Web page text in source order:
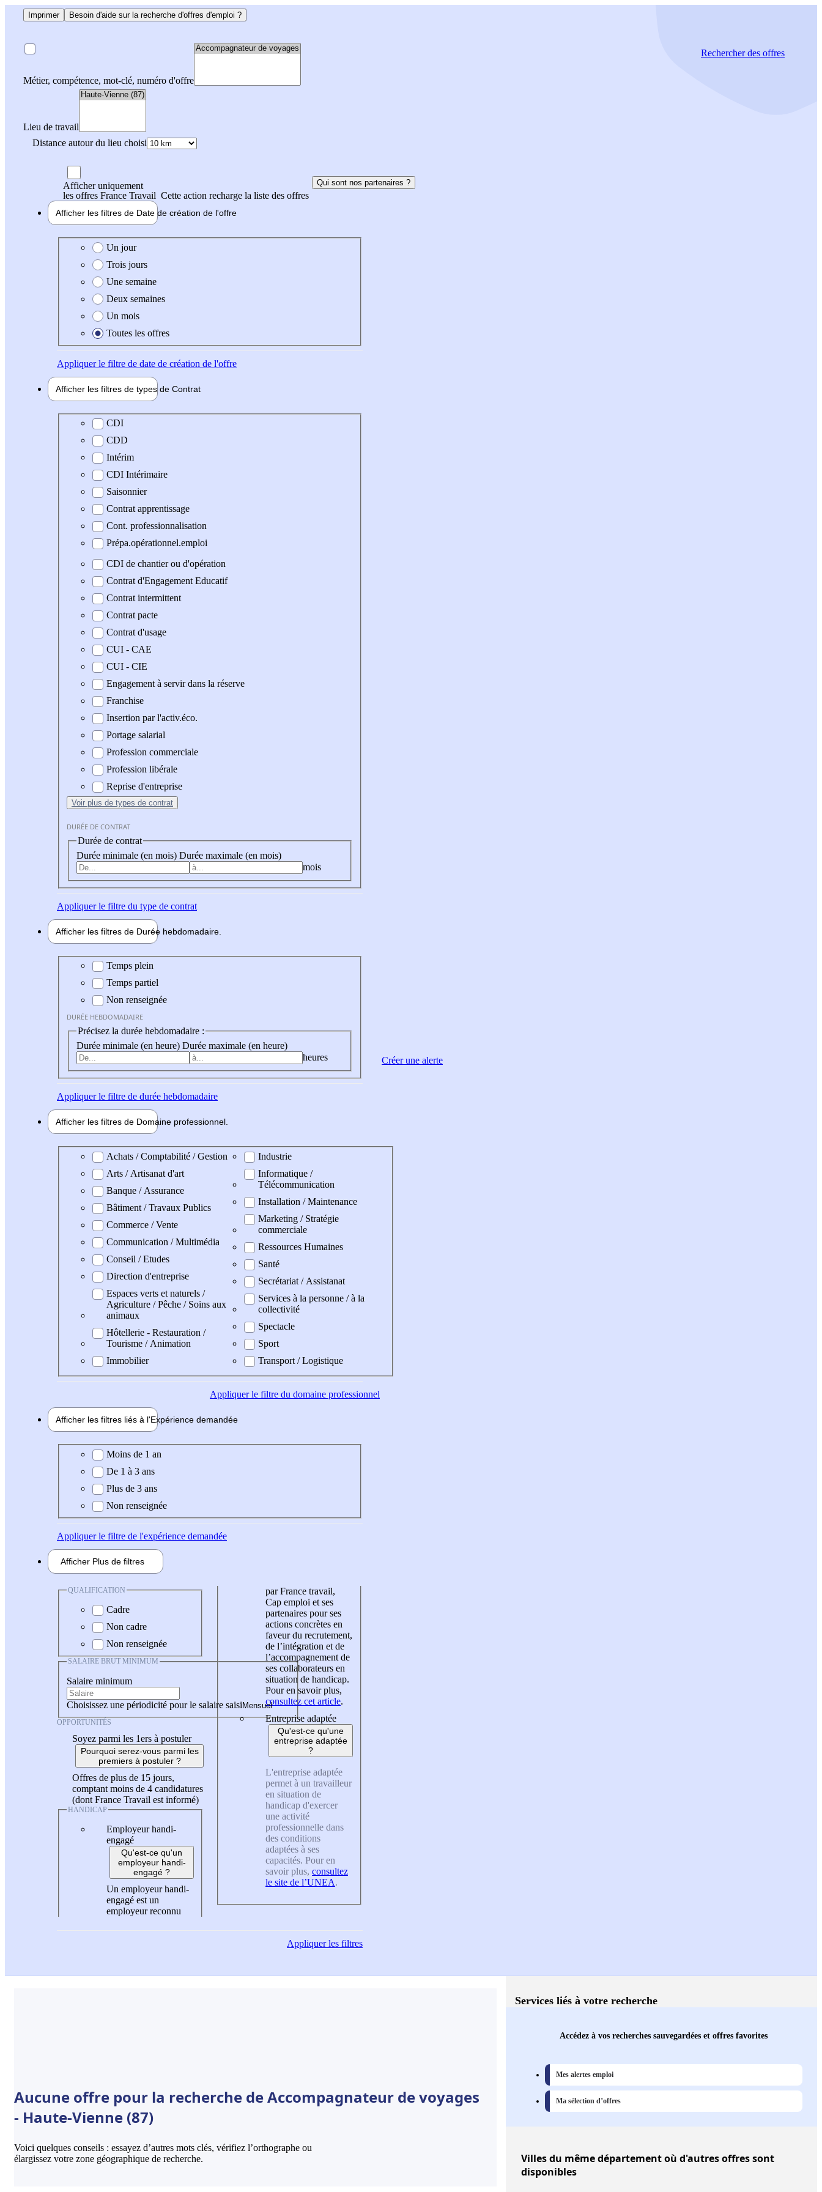
Imprimer Besoin d'aide sur la recherche d'offres d'emploi ?
Métier, compétence, mot-clé, numéro d'offre
Lieu de travail
Distance autour du lieu choisi
Rechercherdes offres
Afficher uniquement
les offres France Travail Cette action recharge la liste des offres
Qui sont nos partenaires ?
Afficher les filtres de Date de création de l'offre
Date de création de l'offre
Un jour
Trois jours
Une semaine
Deux semaines
Un mois
Toutes les offres
Appliquerle filtre de date de création de l'offre
Afficher les filtres de types de Contrat
Type de contrat
CDI
CDD
Intérim
CDI Intérimaire
Saisonnier
Contrat apprentissage
Cont. professionnalisation
Prépa.opérationnel.emploi
CDI de chantier ou d'opération
Contrat d'Engagement Educatif
Contrat intermittent
Contrat pacte
Contrat d'usage
CUI - CAE
CUI - CIE
Engagement à servir dans la réserve
Franchise
Insertion par l'activ.éco.
Portage salarial
Profession commerciale
Profession libérale
Reprise d'entreprise
Voir plus de types de contrat
DURÉE DE CONTRAT
Durée de contrat
Durée minimale (en mois) Durée maximale (en mois)
mois
Appliquerle filtre du type de contrat
Afficher les filtres de Durée hebdomadaire
Durée hebdomadaire
Temps plein
Temps partiel
Non renseignée
DURÉE HEBDOMADAIRE
Précisez la durée hebdomadaire :
Durée minimale (en heure) Durée maximale (en heure)
heures
Appliquerle filtre de durée hebdomadaire
Afficher les filtres de Domaine professionnel
Domaine professionel
Achats / Comptabilité / Gestion
Arts / Artisanat d'art
Banque / Assurance
Bâtiment / Travaux Publics
Commerce / Vente
Communication / Multimédia
Conseil / Etudes
Direction d'entreprise
Espaces verts et naturels /
Agriculture / Pêche / Soins aux
animaux
Hôtellerie - Restauration /
Tourisme / Animation
Immobilier
Industrie
Informatique /
Télécommunication
Installation / Maintenance
Marketing / Stratégie
commerciale
Ressources Humaines
Santé
Secrétariat / Assistanat
Services à la personne / à la
collectivité
Spectacle
Sport
Transport / Logistique
Appliquerle filtre du domaine professionnel
Afficher les filtres liés à l'Expérience demandée
Expérience demandée
Moins de 1 an
De 1 à 3 ans
Plus de 3 ans
Non renseignée
Appliquerle filtre de l'expérience demandée
Afficher Plus de filtres
QUALIFICATION
Cadre
Non cadre
Non renseignée
SALAIRE BRUT MINIMUM
Salaire minimum
Choisissez une périodicité pour le salaire saisi
OPPORTUNITÉS
Soyez parmi les 1ers à postuler
Pourquoi serez-vous parmi les
premiers à postuler ?
Offres de plus de 15 jours,
comptant moins de 4 candidatures
(dont France Travail est informé)
HANDICAP
Employeur handi-
engagé
Qu'est-ce qu'un
employeur handi-
engagé ?
Un employeur handi-
engagé est un
employeur reconnu
par France travail,
Cap emploi et ses
partenaires pour ses
actions concrètes en
faveur du recrutement,
de l’intégration et de
l’accompagnement de
ses collaborateurs en
situation de handicap.
Pour en savoir plus,
consultez cet article.
Entreprise adaptée
Qu'est-ce qu'une
entreprise adaptée
?
L'entreprise adaptée
permet à un travailleur
en situation de
handicap d'exercer
une activité
professionnelle dans
des conditions
adaptées à ses
capacités. Pour en
savoir plus, consultez
le site de l’UNEA.
Appliquerles filtres
Créer une alerte
Aucune offre pour la recherche de Accompagnateur de voyages
- Haute-Vienne (87)
Voici quelques conseils : essayez d’autres mots clés, vérifiez l’orthographe ou
élargissez votre zone géographique de recherche.
Services liés à votre recherche
Accédez à vos recherches sauvegardées et offres favorites
Mes alertes emploi
Ma sélection d’offres
Villesdu même département où d'autres offres sont
disponibles